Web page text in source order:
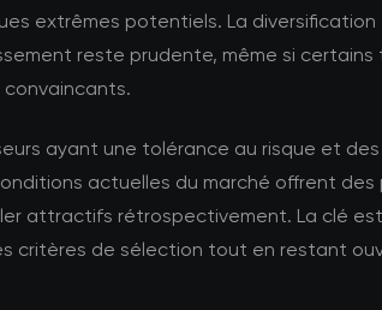
extrêmes potentiels. La
reste prudente, même si certains
ayant une tolérance au risque et
actuelles du marché offrent
attractifs rétrospectivement. La clé
critères de sélection tout en restant